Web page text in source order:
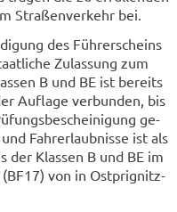
Stra­ßen­ver­kehr bei.
des Füh­rer­scheins
Zu­las­sung zum
B und BE ist be­reits
Auf­la­ge ver­bun­den, bis
ge­
Fahr­erlaub­nis­se ist als
Klas­sen B und BE im
von in Ostprignitz-​